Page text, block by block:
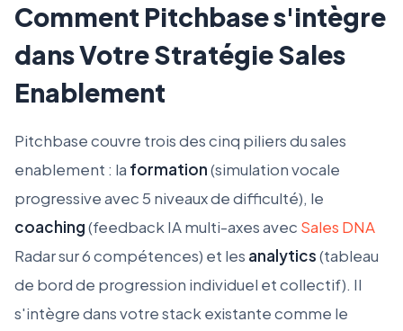
Comment Pitchbase s'intègre
dans Votre Stratégie Sales
Enablement
Pitchbase couvre trois des cinq piliers du sales
enablement : la formation(simulation vocale
progressive avec 5 niveaux de difficulté), le
coaching(feedback IA multi-axes avec Sales DNA
Radar sur 6 compétences) et les analytics(tableau
de bord de progression individuel et collectif). Il
s'intègre dans votre stack existante comme le